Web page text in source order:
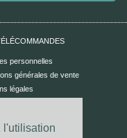
l'utilisation
personnelles
générales de vente
légales
?